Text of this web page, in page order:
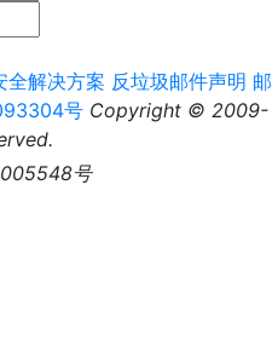
全解决方案 反垃圾邮件声明 邮
号 Copyright © 2009-
号